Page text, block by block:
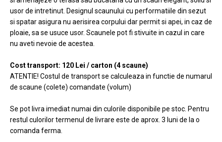
usor de intretinut. Designul scaunului cu performatiile din sezut
si spatar asigura nu aerisirea corpului dar permit si apei, in caz de
ploaie, sa se usuce usor. Scaunele pot fi stivuite in cazul in care
nu aveti nevoie de acestea.
Cost transport: 120 Lei / carton (4 scaune)
ATENTIE! Costul de transport se calculeaza in functie de numarul
de scaune (colete) comandate (volum)
Se pot livra imediat numai din culorile disponibile pe stoc. Pentru
restul culorilor termenul de livrare este de aprox. 3 luni de la o
comanda ferma.